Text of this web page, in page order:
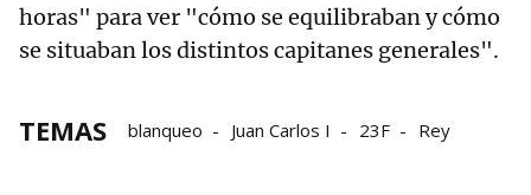
horas" para ver "cómo se equilibraban y cómo
se situaban los distintos capitanes generales".
TEMAS blanqueo Juan Carlos I 23F Rey